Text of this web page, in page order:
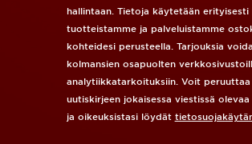
hallintaan. Tietoja käytetään
tuotteistamme ja palveluistamme
kohteidesi perusteella. Tarjouksia
kolmansien osapuolten
analytiikkatarkoituksiin. Voit
uutiskirjeen jokaisessa viestissä
ja oikeuksistasi löydät